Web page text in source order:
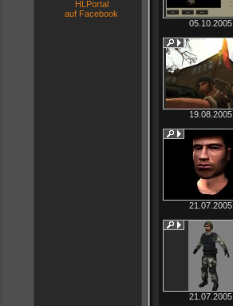
HLPortal
auf Facebook
05.10.2005
19.08.2005
21.07.2005
21.07.2005